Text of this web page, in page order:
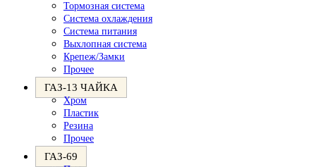
Тормозная система
Система охлаждения
Система питания
Выхлопная система
Крепеж/Замки
Прочее
ГАЗ-13 ЧАЙКА
Хром
Пластик
Резина
Прочее
ГАЗ-69